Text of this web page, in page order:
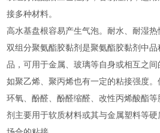
接多种材料。
高水基盘根容易产生气泡。耐水、耐湿热
双组分聚氨酯胶黏剂是聚氨酯胶黏剂中
品，可用于金属、玻璃等自身或相互之间
如聚乙烯、聚丙烯也有一定的粘接强度
环氧、酚醛、酚醛缩醛、改性丙烯酸酯
剂主要用于软质材料或其与金属塑料等